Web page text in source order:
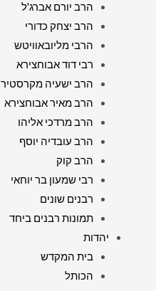
הרב יורם אברג'ל
הרב יצחק כדורי
הרבי מליובאוויטש
רבי דוד אבוחצירא
הרב ישעיה מקרסטיר
הרב מאיר אבוחצירא
הרב מרדכי אליהו
הרב עובדיה יוסף
הרב קוק
רבי שמעון בר יוחאי
רבנים שונים
תמונות רבנים ביחד
יהדות
בית המקדש
הכותל